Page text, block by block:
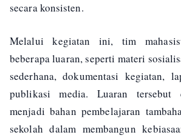
secara konsisten.
Melalui kegiatan ini, tim
beberapa luaran, seperti materi
sederhana, dokumentasi kegiatan,
publikasi media. Luaran tersebut
menjadi bahan pembelajaran
sekolah dalam membangun